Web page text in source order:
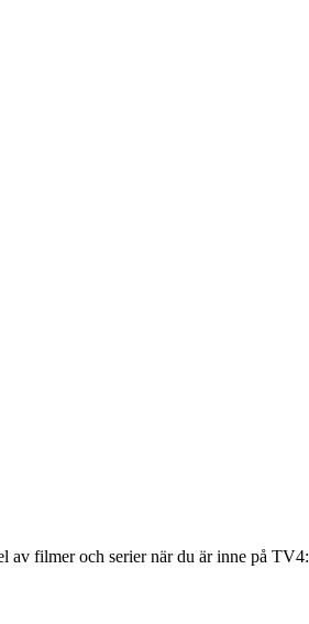
filmer och serier när du är inne på